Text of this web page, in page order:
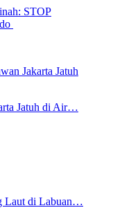
Jatuh di Air…
Laut di Labuan…